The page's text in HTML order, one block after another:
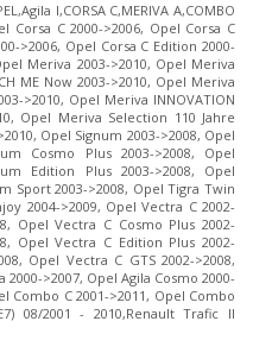
I,CORSA C,MERIVA A,COMBO
Corsa C 2000->2006, Opel Corsa C
>2006, Opel Corsa C Edition 2000-
Meriva 2003->2010, Opel Meriva
ME Now 2003->2010, Opel Meriva
>2010, Opel Meriva INNOVATION
Opel Meriva Selection 110 Jahre
Opel Signum 2003->2008, Opel
Cosmo Plus 2003->2008, Opel
Edition Plus 2003->2008, Opel
Sport 2003->2008, Opel Tigra Twin
2004->2009, Opel Vectra C 2002-
Opel Vectra C Cosmo Plus 2002-
Opel Vectra C Edition Plus 2002-
Opel Vectra C GTS 2002->2008,
>2007, Opel Agila Cosmo 2000-
Combo C 2001->2011, Opel Combo
08/2001 - 2010,Renault Trafic II